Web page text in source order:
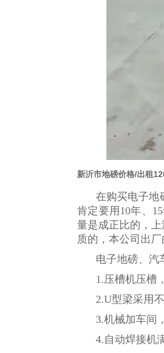
新沂市地磅价格/出租
在购买电子地
肯定要用 10年、
量是成正比的，
质的，本公司出
电子地磅、汽
1.压槽机压槽
2.U型梁采用
3.机械加车间
4.自动焊接机